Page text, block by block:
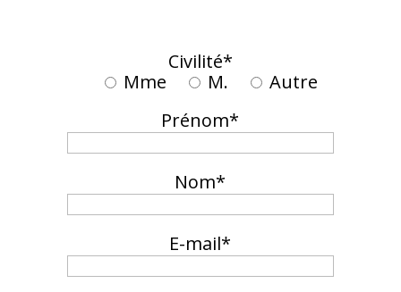
Civilité*
Mme
M.
Autre
Prénom*
Nom*
E-mail*